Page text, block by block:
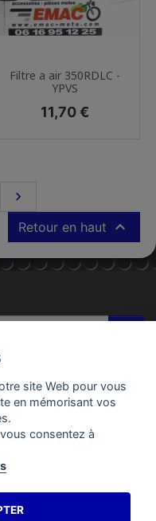
Filtre a air 350RDLC -
YPVS
Prix
11,70 €
Suivant

Retour en haut 
Vous trouverez
site Web pour vous
en mémorisant vos
consentez à